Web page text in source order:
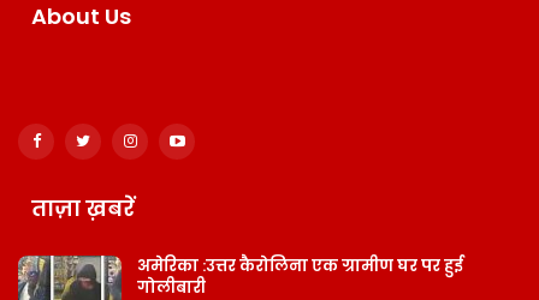
About Us
ताज़ा ख़बरें
अमेरिका :उत्तर कैरोलिना एक ग्रामीण घर पर हुई
गोलीबारी